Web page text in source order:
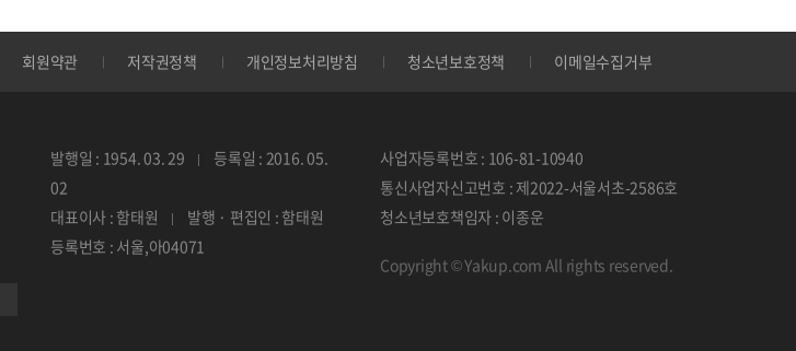
회원약관 저작권정책 개인정보처리방침 청소년보호정책 이메일수집거부
발행일 : 1954. 03. 29
등록일 : 2016. 05.
02
대표이사 : 함태원
발행 · 편집인 : 함태원
등록번호 : 서울,아04071
사업자등록번호 : 106-81-10940
통신사업자신고번호 : 제2022-서울서초-2586호
청소년보호책임자 : 이종운
Copyright © Yakup.com All rights reserved.